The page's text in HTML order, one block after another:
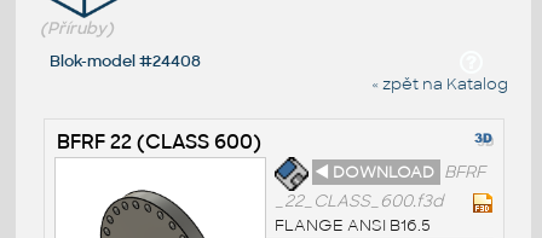
(Příruby)
Blok-model #24408
« zpět na Katalog
BFRF 22 (CLASS 600)
◄ DOWNLOAD BFRF
_22_CLASS_600.f3d
FLANGE ANSI B16.5